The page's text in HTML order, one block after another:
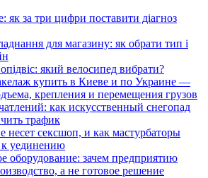
як за три цифри поставити діагноз
для магазину: як обрати тип і
який велосипед вибрати?
купить в Киеве и по Украине —
крепления и перемещения грузов
как искусственный снегопад
трафик
сексшоп, и как мастурбаторы
уединению
оборудование: зачем предприятию
а не готовое решение